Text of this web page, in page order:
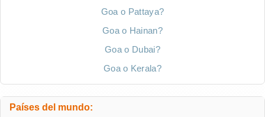
Goa o Pattaya?
Goa o Hainan?
Goa o Dubai?
Goa o Kerala?
Países del mundo: